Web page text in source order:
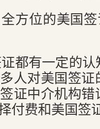
方位的美国
都有一定的
人对美国签
证中介机构
付费和美国签